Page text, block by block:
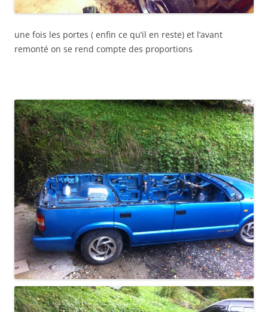
une fois les portes ( enfin ce qu’il en reste) et l’avant
remonté on se rend compte des proportions